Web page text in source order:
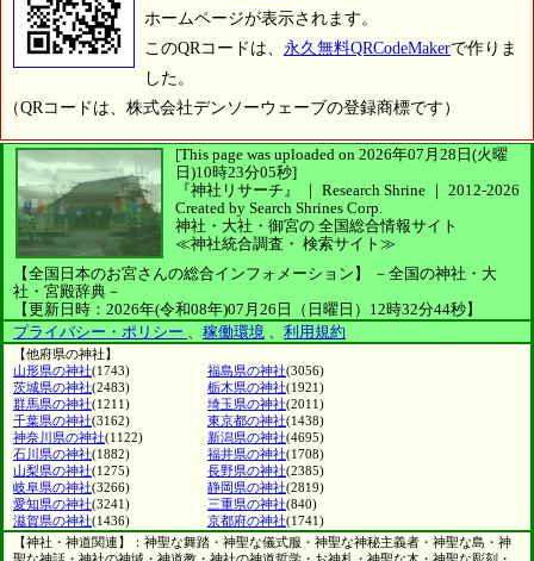
ホームページが表示されます。
このQRコードは、 永久無料QRCodeMakerで作りま
した。
（QRコードは、株式会社デンソーウェーブの登録商標です）
[This page was uploaded on 2026年07月28日(火曜
日)10時23分05秒]
『神社リサーチ』 ｜ Research Shrine ｜ 2012-2026
Created by Search Shrines Corp.
神社・大社・御宮の 全国総合情報サイト
≪神社統合調査・ 検索サイト≫
【全国日本のお宮さんの総合インフォメーション】
－全国の神社・大
社・宮殿辞典－
【更新日時：2026年(令和08年)07月26日（日曜日）12時32分44秒】
プライバシー・ポリシー 、 稼働環境 、 利用規約
【他府県の神社】
山形県の神社(1743) 福島県の神社(3056)
茨城県の神社(2483) 栃木県の神社(1921)
群馬県の神社(1211) 埼玉県の神社(2011)
千葉県の神社(3162) 東京都の神社(1438)
神奈川県の神社(1122) 新潟県の神社(4695)
石川県の神社(1882) 福井県の神社(1708)
山梨県の神社(1275) 長野県の神社(2385)
岐阜県の神社(3266) 静岡県の神社(2819)
愛知県の神社(3241) 三重県の神社(840)
滋賀県の神社(1436) 京都府の神社(1741)
【神社・神道関連】：神聖な舞踏・神聖な儀式服・神聖な神秘主義者・神聖な島・神